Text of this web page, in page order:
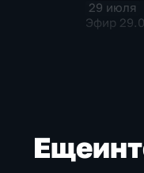
29 июля
Эфир
Еще